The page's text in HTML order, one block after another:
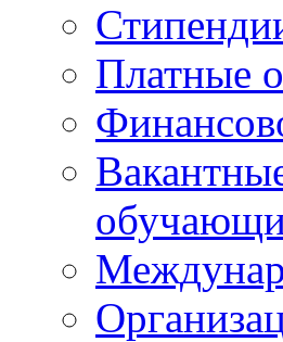
Платные